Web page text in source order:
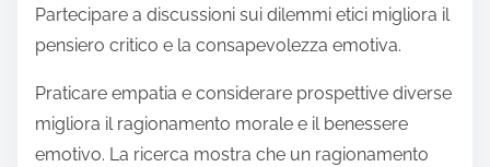
Partecipare a discussioni sui dilemmi etici migliora il
pensiero critico e la consapevolezza emotiva.
Praticare empatia e considerare prospettive diverse
migliora il ragionamento morale e il benessere
emotivo. La ricerca mostra che un ragionamento